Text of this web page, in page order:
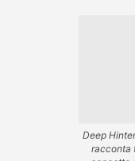
Deep
racconta